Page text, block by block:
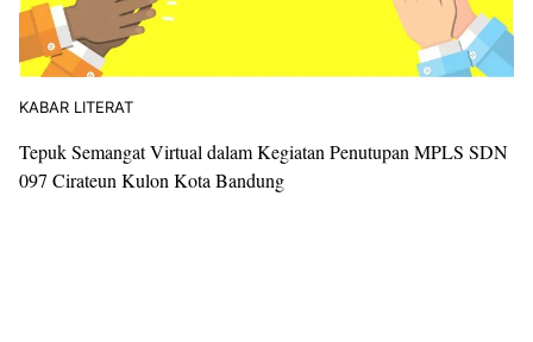
KABAR LITERAT
Tepuk Semangat Virtual dalam Kegiatan Penutupan MPLS SDN
097 Cirateun Kulon Kota Bandung